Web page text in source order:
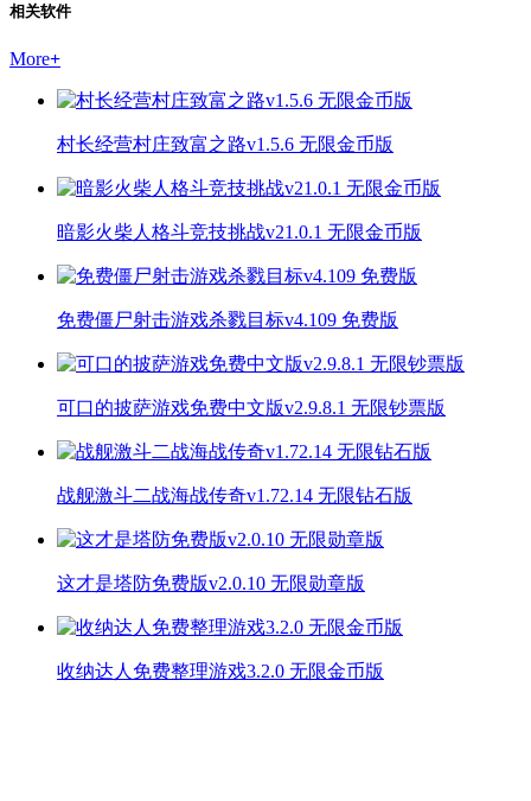
相关软件
More+
村长经营村庄致富之路v1.5.6 无限金币版
暗影火柴人格斗竞技挑战v21.0.1 无限金币版
免费僵尸射击游戏杀戮目标v4.109 免费版
可口的披萨游戏免费中文版v2.9.8.1 无限钞票版
战舰激斗二战海战传奇v1.72.14 无限钻石版
这才是塔防免费版v2.0.10 无限勋章版
收纳达人免费整理游戏3.2.0 无限金币版